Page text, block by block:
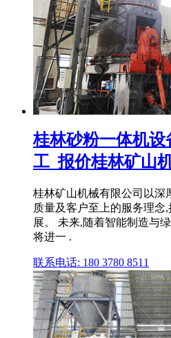
桂林砂粉一体机设
工_报价桂林矿山
桂林矿山机械有限公司以深
质量及客户至上的服务理
展。 未来,随着智能制造与
将进一 .
联系电话: 180 3780 8511